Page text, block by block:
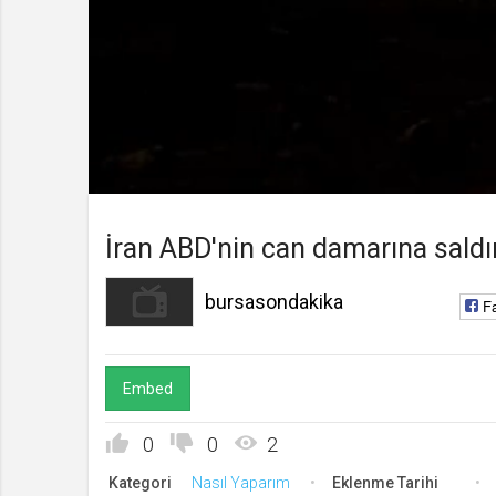
İran ABD'nin can damarına
bursasondakika
Embed
0 0 2
Kategori Nasıl Yaparım Eklenme Tarihi